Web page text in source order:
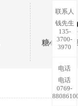
糖心视频
联系人
钱先生
135-
3700-
3970
电话
电话
0769-